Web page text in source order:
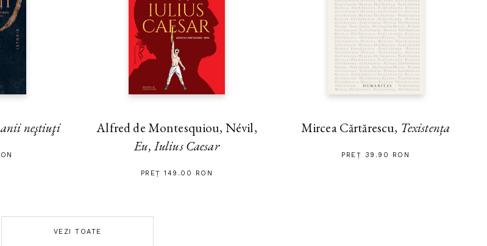
neştiuţi
Alfred de Montesquiou, Névil,
Eu, Iulius Caesar
PREȚ 149.00 RON
Mircea Cărtărescu, Texistența
PREȚ 39.90 RON
VEZI TOATE